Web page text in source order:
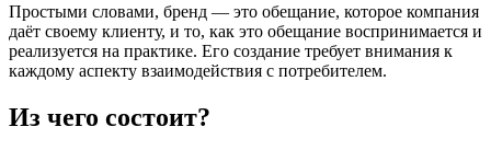
Простыми словами, бренд — это обещание, которое компания
даёт своему клиенту, и то, как это обещание воспринимается и
реализуется на практике. Его создание требует внимания к
каждому аспекту взаимодействия с потребителем.
Из чего состоит?